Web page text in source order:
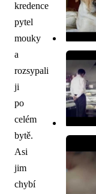
kredence
pytel
mouky
a
rozsypali
ji
po
celém
bytě.
Asi
jim
chybí